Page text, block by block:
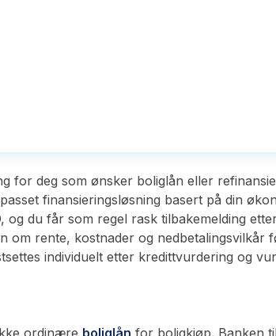
deg som ønsker boliglån eller
finansieringsløsning basert på din
og du får som regel rask tilbakemelding
om rente, kostnader og nedbetalingsvilkår
individuelt etter kredittvurdering og
ordinære boliglån for boligkjøp. Banken